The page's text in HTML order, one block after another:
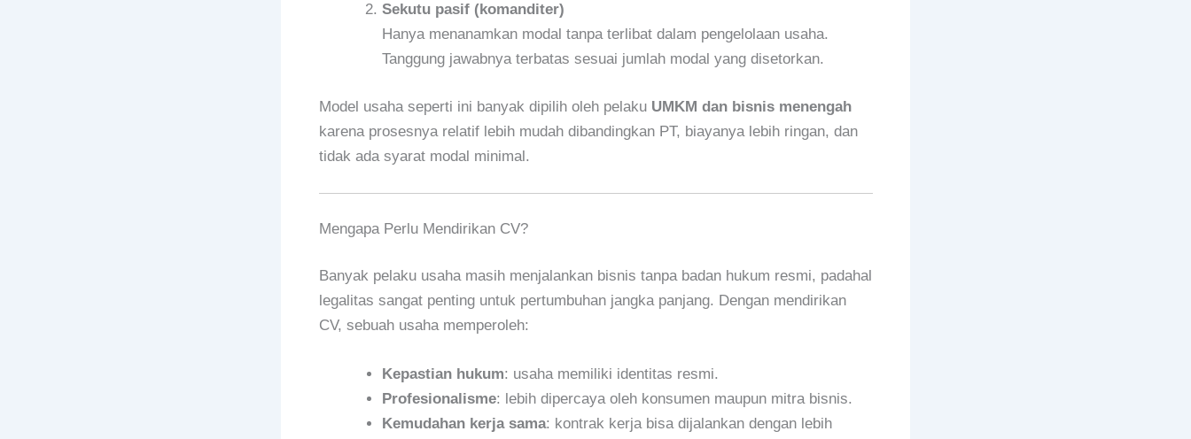
Sekutu pasif (komanditer)
Hanya menanamkan modal tanpa terlibat dalam pengelolaan usaha.
Tanggung jawabnya terbatas sesuai jumlah modal yang disetorkan.
Model usaha seperti ini banyak dipilih oleh pelaku UMKM dan bisnis menengah
karena prosesnya relatif lebih mudah dibandingkan PT, biayanya lebih ringan, dan
tidak ada syarat modal minimal.
Mengapa Perlu Mendirikan CV?
Banyak pelaku usaha masih menjalankan bisnis tanpa badan hukum resmi, padahal
legalitas sangat penting untuk pertumbuhan jangka panjang. Dengan mendirikan
CV, sebuah usaha memperoleh:
Kepastian hukum: usaha memiliki identitas resmi.
Profesionalisme: lebih dipercaya oleh konsumen maupun mitra bisnis.
Kemudahan kerja sama: kontrak kerja bisa dijalankan dengan lebih